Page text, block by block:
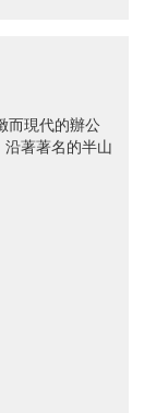
而現代的辦公
著著名的半山